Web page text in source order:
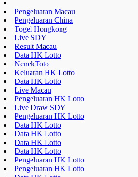
Pengeluaran Macau
Pengeluaran China
Togel Hongkong
Live SDY
Result Macau
Data HK Lotto
NenekToto
Keluaran HK Lotto
Data HK Lotto
Live Macau
Pengeluaran HK Lotto
Live Draw SDY
Pengeluaran HK Lotto
Data HK Lotto
Data HK Lotto
Data HK Lotto
Data HK Lotto
Pengeluaran HK Lotto
Pengeluaran HK Lotto